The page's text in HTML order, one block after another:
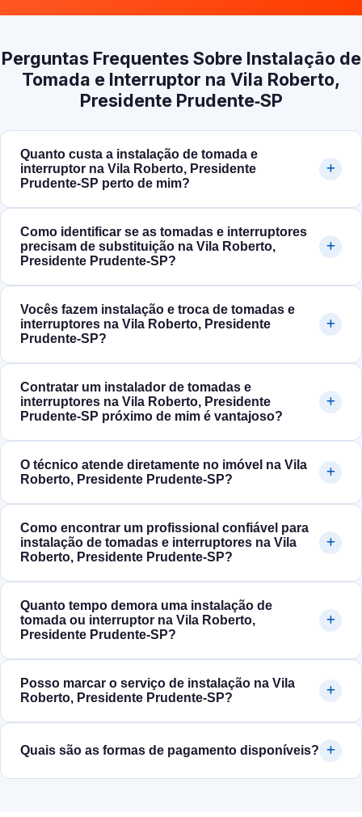
Perguntas Frequentes Sobre Instalação de
Tomada e Interruptor na Vila Roberto,
Presidente Prudente‑SP
Quanto custa a instalação de tomada e
interruptor na Vila Roberto, Presidente
Prudente‑SP perto de mim?
Como identificar se as tomadas e interruptores
precisam de substituição na Vila Roberto,
Presidente Prudente‑SP?
Vocês fazem instalação e troca de tomadas e
interruptores na Vila Roberto, Presidente
Prudente‑SP?
Contratar um instalador de tomadas e
interruptores na Vila Roberto, Presidente
Prudente‑SP próximo de mim é vantajoso?
O técnico atende diretamente no imóvel na Vila
Roberto, Presidente Prudente‑SP?
Como encontrar um profissional confiável para
instalação de tomadas e interruptores na Vila
Roberto, Presidente Prudente‑SP?
Quanto tempo demora uma instalação de
tomada ou interruptor na Vila Roberto,
Presidente Prudente‑SP?
Posso marcar o serviço de instalação na Vila
Roberto, Presidente Prudente‑SP?
Quais são as formas de pagamento disponíveis?